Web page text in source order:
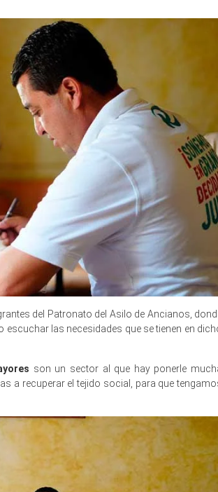
del Patronato del Asilo de Ancianos,
las necesidades que se tienen en
son un sector al que hay ponerle
a recuperar el tejido social, para que